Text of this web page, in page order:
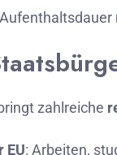
Aufenthaltsdauer
zahlreiche
EU: Arbeiten,